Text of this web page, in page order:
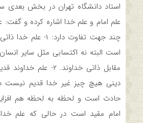
استاد دانشگاه تهران در بخش بعدی
علم امام و علم خدا اشاره کرده و گفت:
چند جهت تفاوت دارد:
است البته نه اکتسابی مثل سایر
مقابل ذاتی خداوند. ۲-
دینی هیچ چیز غیر خدا قدیم نیست
امام مقید است در حالی که علم